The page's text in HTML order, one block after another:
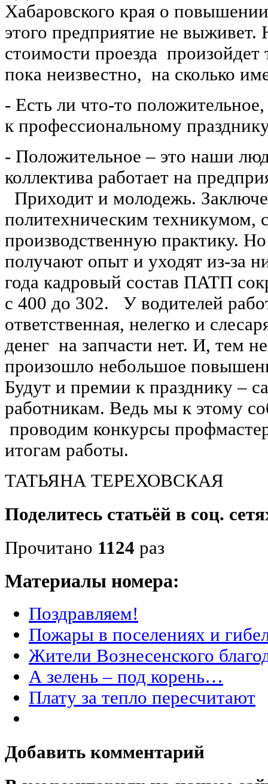
Хабаровского края о
этого предприятие не
стоимости проезда произойдет
пока неизвестно, на сколько
- Есть ли что-то
к профессиональному
- Положительное – это наши
коллектива работает на
Приходит и молодежь.
политехническим техникумом,
производственную практику.
получают опыт и уходят из-за
года кадровый состав ПАТП
с 400 до 302. У водителей
ответственная, нелегко и
денег на запчасти нет. И, тем
произошло небольшое
Будут и премии к празднику –
работникам. Ведь мы к этому
проводим конкурсы
итогам работы.
ТАТЬЯНА ТЕРЕХОВСКАЯ
Поделитесь статьёй в соц.
Прочитано 1124 раз
Материалы номера:
Поздравляем!
Пожары в поселениях и
Жители Вознесенского
А зелень – под корень…
Плату за тепло пересчитают
Добавить комментарий